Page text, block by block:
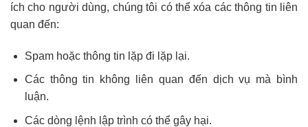
ích cho người dùng, chúng tôi có thể xóa các thông tin liên
quan đến:
Spam hoặc thông tin lặp đi lặp lại.
Các thông tin không liên quan đến dịch vụ mà bình
luận.
Các dòng lệnh lập trình có thể gây hại.